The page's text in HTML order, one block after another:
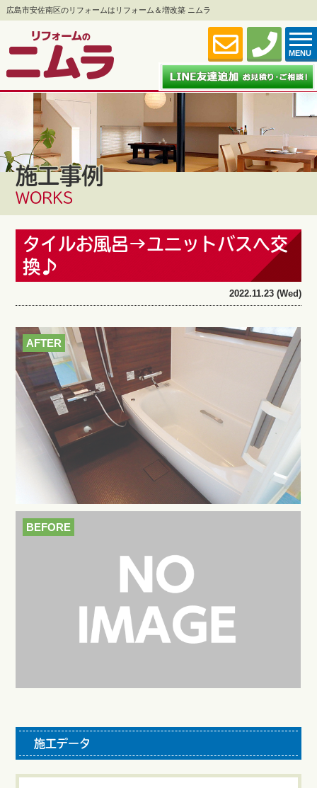
広島市安佐南区のリフォームはリフォーム＆増改築 ニムラ
MENU
施工事例
WORKS
タイルお風呂→ユニットバスへ交
換♪
2022.11.23 (Wed)
AFTER
BEFORE
施工データ